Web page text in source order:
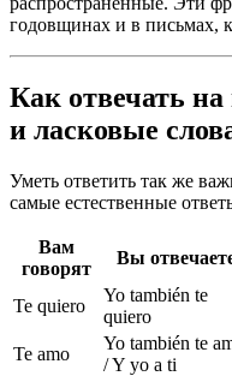
годовщинах и в письмах,
Как отвечать
и ласковые
Уметь ответить так же
самые естественные
Вам
говорят
Вы
Te quiero
Yo también te
quiero
Te amo
Yo también te
/ Y yo a ti